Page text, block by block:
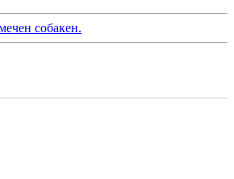
собакен.